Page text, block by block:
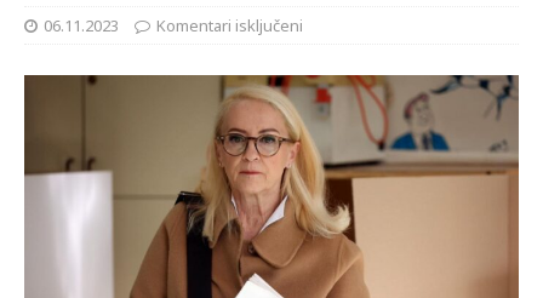
danas na adresu ide fizička
dostava kurirom!
Komentari isključeni